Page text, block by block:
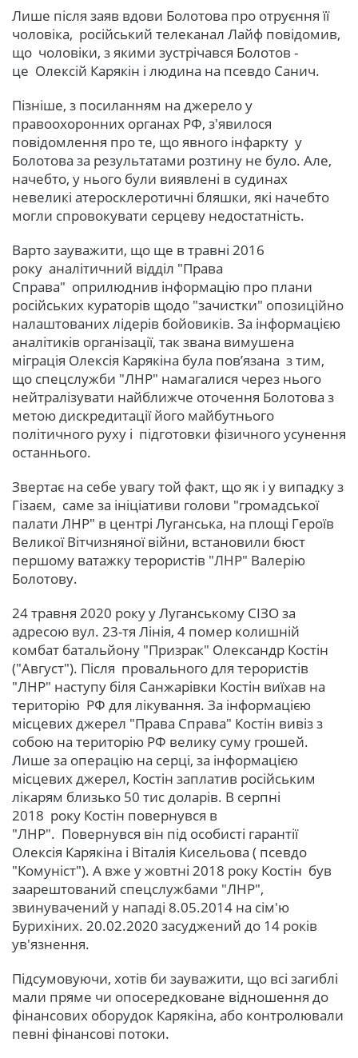
Лише після заяв вдови Болотова про отруєння її
чоловіка, російський телеканал Лайф повідомив,
що чоловіки, з якими зустрічався Болотов -
це Олексій Карякін і людина на псевдо Санич.
Пізніше, з посиланням на джерело у
правоохоронних органах РФ, з'явилося
повідомлення про те, що явного інфаркту у
Болотова за результатами розтину не було. Але,
начебто, у нього були виявлені в судинах
невеликі атеросклеротичні бляшки, які начебто
могли спровокувати серцеву недостатність.
Варто зауважити, що ще в травні 2016
року аналітичний відділ "Права
Справа" оприлюднив інформацію про плани
російських кураторів щодо "зачистки" опозиційно
налаштованих лідерів бойовиків. За інформацією
аналітиків організації, так звана вимушена
міграція Олексія Карякіна була пов’язана з тим,
що спецслужби "ЛНР" намагалися через нього
нейтралізувати найближче оточення Болотова з
метою дискредитації його майбутнього
політичного руху і підготовки фізичного усунення
останнього.
Звертає на себе увагу той факт, що як і у випадку з
Гізаєм, саме за ініціативи голови "громадської
палати ЛНР" в центрі Луганська, на площі Героїв
Великої Вітчизняної війни, встановили бюст
першому ватажку терористів "ЛНР" Валерію
Болотову.
24 травня 2020 року у Луганському СІЗО за
адресою вул. 23-тя Лінія, 4 помер колишній
комбат батальйону "Призрак" Олександр Костін
("Август"). Після провального для терористів
"ЛНР" наступу біля Санжарівки Костін виїхав на
територію РФ для лікування. За інформацією
місцевих джерел "Права Справа" Костін вивіз з
собою на територію РФ велику суму грошей.
Лише за операцію на серці, за інформацією
місцевих джерел, Костін заплатив російським
лікарям близько 50 тис доларів. В серпні
2018 року Костін повернувся в
"ЛНР". Повернувся він під особисті гарантії
Олексія Карякіна і Віталія Кисельова ( псевдо
"Комуніст"). А вже у жовтні 2018 року Костін був
заарештований спецслужбами "ЛНР",
звинувачений у нападі 8.05.2014 на сім'ю
Бурихіних. 20.02.2020 засуджений до 14 років
ув'язнення.
Підсумовуючи, хотів би зауважити, що всі загиблі
мали пряме чи опосередковане відношення до
фінансових оборудок Карякіна, або контролювали
певні фінансові потоки.